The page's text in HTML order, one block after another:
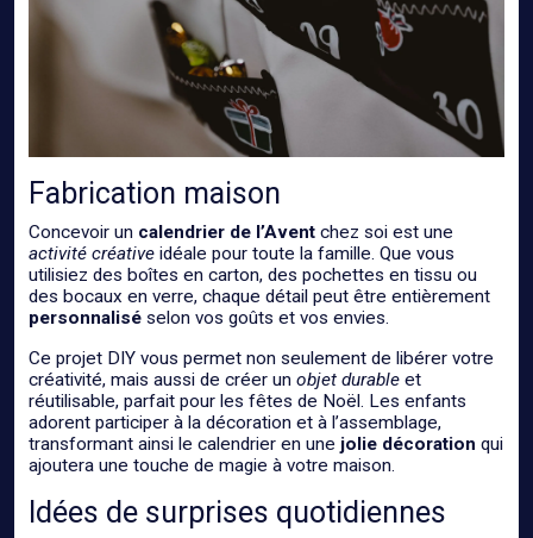
Fabrication maison
Concevoir un calendrier de l’Avent chez soi est une
activité créative idéale pour toute la famille. Que vous
utilisiez des boîtes en carton, des pochettes en tissu ou
des bocaux en verre, chaque détail peut être entièrement
personnalisé selon vos goûts et vos envies.
Ce projet DIY vous permet non seulement de libérer votre
créativité, mais aussi de créer un objet durable et
réutilisable, parfait pour les fêtes de Noël. Les enfants
adorent participer à la décoration et à l’assemblage,
transformant ainsi le calendrier en une jolie décoration qui
ajoutera une touche de magie à votre maison.
Idées de surprises quotidiennes